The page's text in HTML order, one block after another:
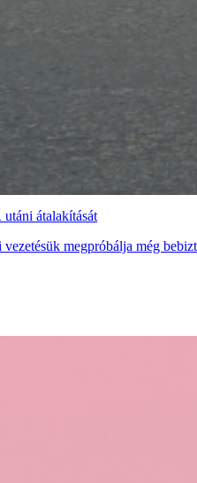
átalakítását
megpróbálja még